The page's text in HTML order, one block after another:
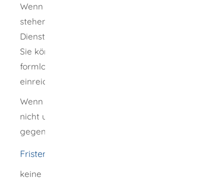
Wenn Sie sich auf dieser Seite regionalisieren,
stehen Ihnen diese unter Formulare & Online-
Dienste zur Verfügung.
Sie können Ihre Beschwerde aber auch
formlos durch Post, Telefax oder E-Mail
einreichen.
Wenn das Unternehmen die Werbeanrufe
nicht unterlässt, können Sie auch selbst
gegen das Unternehmen vorgehen.
Fristen
keine